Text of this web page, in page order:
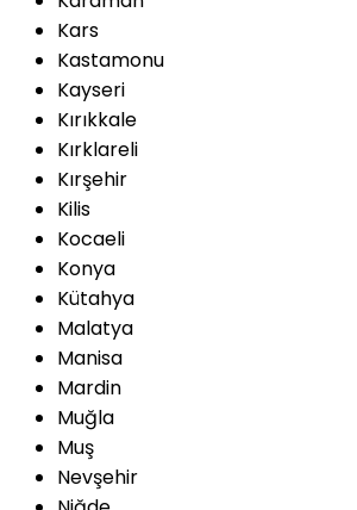
Kars
Kastamonu
Kayseri
Kırıkkale
Kırklareli
Kırşehir
Kilis
Kocaeli
Konya
Kütahya
Malatya
Manisa
Mardin
Muğla
Muş
Nevşehir